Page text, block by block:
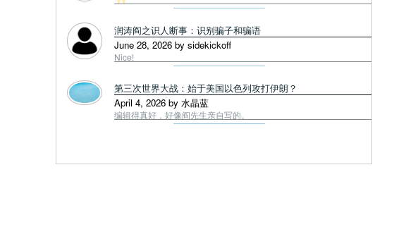
润涛阎之识人断事：识别骗子和骗语
June 28, 2026 by sidekickoff
Nice!
第三次世界大战：始于美国以色列攻打伊朗？
April 4, 2026 by 水晶蓝
编辑得真好，好像阎先生亲自写的。